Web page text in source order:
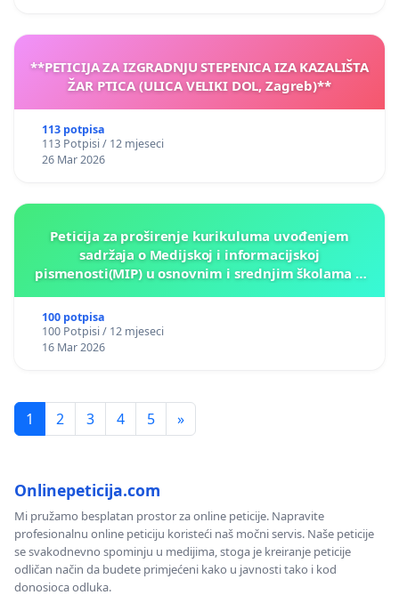
**PETICIJA ZA IZGRADNJU STEPENICA IZA KAZALIŠTA
ŽAR PTICA (ULICA VELIKI DOL, Zagreb)**
113 potpisa
113 Potpisi / 12 mjeseci
26 Mar 2026
Peticija za proširenje kurikuluma uvođenjem
sadržaja o Medijskoj i informacijskoj
pismenosti(MIP) u osnovnim i srednjim školama u
100 potpisa
100 Potpisi / 12 mjeseci
16 Mar 2026
1 2 3 4 5 »
Onlinepeticija.com
Mi pružamo besplatan prostor za online peticije. Napravite
profesionalnu online peticiju koristeći naš močni servis. Naše peticije
se svakodnevno spominju u medijima, stoga je kreiranje peticije
odličan način da budete primjećeni kako u javnosti tako i kod
donosioca odluka.